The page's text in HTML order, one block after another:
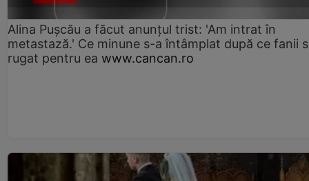
Alina Pușcău a făcut anunțul trist: 'Am intrat în
metastază.' Ce minune s-a întâmplat după ce fanii
rugat pentru ea www.cancan.ro